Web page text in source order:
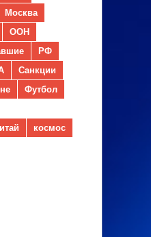
Москва
ООН
РФ
Санкции
Футбол
космос